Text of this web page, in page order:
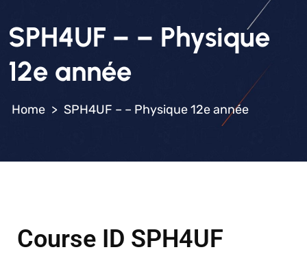
SPH4UF – – Physique
12e année
> SPH4UF – – Physique 12e année
Course ID SPH4UF